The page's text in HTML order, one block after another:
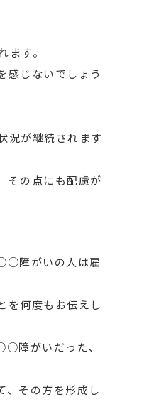
す。
感じないでしょう
況が継続されます
その点にも配慮が
障がいの人は雇
を何度もお伝えし
障がいだった、
、その方を形成し